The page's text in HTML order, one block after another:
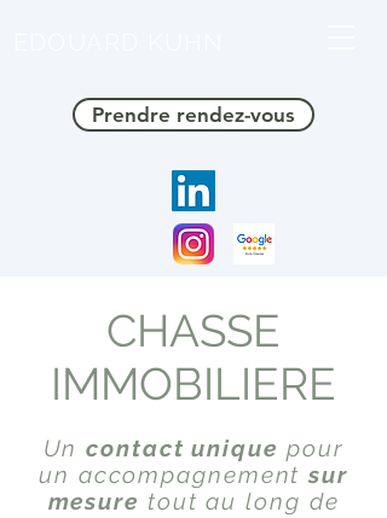
Prendre rendez-vous
CHASSE
IMMOBILIERE
Uncontact unique pour
un accompagnementsur
mesure tout au long de